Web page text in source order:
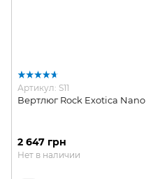
Артикул: S11
Вертлюг Rock Exotica Nano
2 647 грн
Нет в наличии